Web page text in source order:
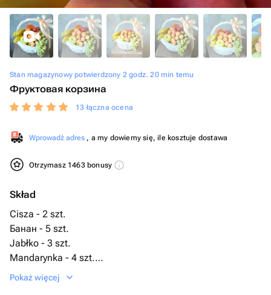
Stan magazynowy potwierdzony 2 godz. 20 min temu
Фруктовая корзина
13 łączna ocena
Wprowadź adres , a my dowiemy się, ile kosztuje dostawa
Otrzymasz 1463 bonusy
Skład
Cisza - 2 szt.
Банан - 5 szt.
Jabłko - 3 szt.
Mandarynka - 4 szt.
Wstążka satynowa - 1 szt.
Pokaż więcej